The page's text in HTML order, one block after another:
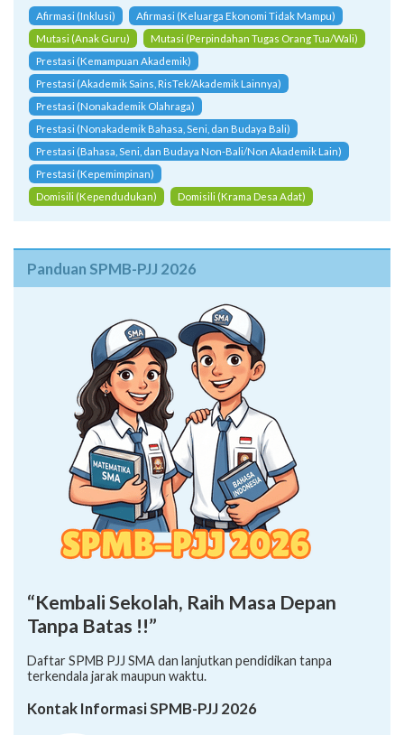
Afirmasi (Inklusi)
Afirmasi (Keluarga Ekonomi Tidak Mampu)
Mutasi (Anak Guru)
Mutasi (Perpindahan Tugas Orang Tua/Wali)
Prestasi (Kemampuan Akademik)
Prestasi (Akademik Sains, RisTek/Akademik Lainnya)
Prestasi (Nonakademik Olahraga)
Prestasi (Nonakademik Bahasa, Seni, dan Budaya Bali)
Prestasi (Bahasa, Seni, dan Budaya Non-Bali/Non Akademik Lain)
Prestasi (Kepemimpinan)
Domisili (Kependudukan)
Domisili (Krama Desa Adat)
Panduan SPMB-PJJ 2026
“Kembali Sekolah, Raih Masa Depan
Tanpa Batas !!”
Daftar SPMB PJJ SMA dan lanjutkan pendidikan tanpa
terkendala jarak maupun waktu.
Kontak Informasi SPMB-PJJ 2026